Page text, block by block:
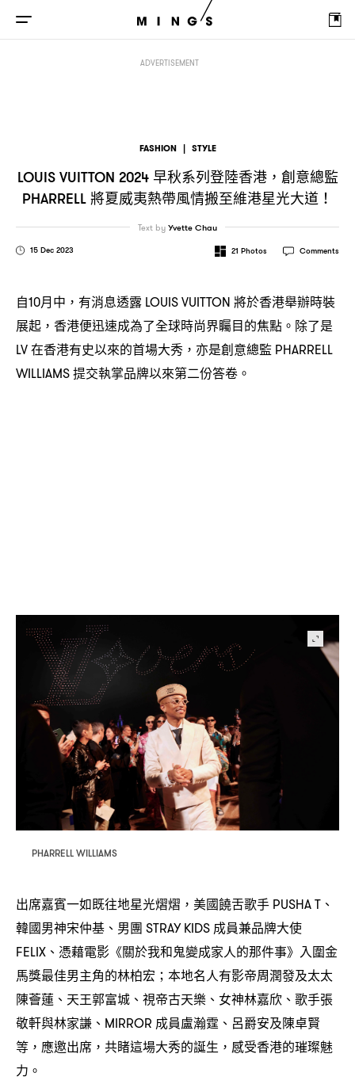
ADVERTISEMENT
FASHION | STYLE
LOUIS VUITTON 2024 早秋系列登陸香港， 創意總監
PHARRELL將夏威夷熱帶風情搬至維港星光大道 ！
15 Dec 2023
Text byYvette Chau
21 Photos Comments
自10月中 ， 有消息透露 LOUIS VUITTON 將於香港舉辦時裝
展起 ， 香港便迅速成為了全球時尚界矚目的焦點。除了是
LV在香港有史以來的首場大秀 ， 亦是創意總監 PHARRELL
WILLIAMS提交執掌品牌以來第二份答卷。
PHARRELL WILLIAMS
出席嘉賓一如既往地星光熠熠 ， 美國饒舌歌手 PUSHA T 、
韓國男神宋仲基、男團 STRAY KIDS 成員兼品牌大使
FELIX 、憑藉電影《關於我和鬼變成家人的那件事》入圍金
馬獎最佳男主角的林柏宏 ； 本地名人有影帝周潤發及太太
陳薈蓮、天王郭富城、視帝古天樂、女神林嘉欣、歌手張
敬軒與林家謙、 MIRROR 成員盧瀚霆、呂爵安及陳卓賢
等 ， 應邀出席 ， 共睹這場大秀的誕生 ， 感受香港的璀璨魅
力。
早秋系列登陸香港 ，創意總監 將夏威夷熱帶